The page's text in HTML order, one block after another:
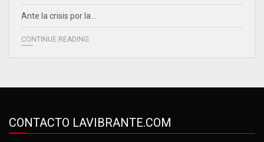
Ante la crisis por la…
CONTINUE READING
CONTACTO LAVIBRANTE.COM